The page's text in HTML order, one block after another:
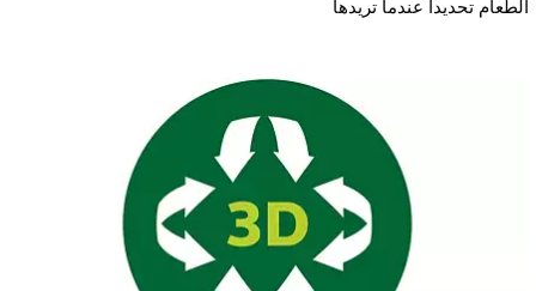
الطعام تحديداً عندما تريدها